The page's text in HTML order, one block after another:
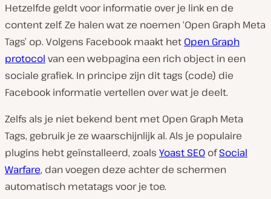
Hetzelfde geldt voor informatie over je link en de
content zelf. Ze halen wat ze noemen ‘Open Graph Meta
Tags’ op. Volgens Facebook maakt het Open Graph
protocol van een webpagina een rich object in een
sociale grafiek. In principe zijn dit tags (code) die
Facebook informatie vertellen over wat je deelt.
Zelfs als je niet bekend bent met Open Graph Meta
Tags, gebruik je ze waarschijnlijk al. Als je populaire
plugins hebt geïnstalleerd, zoals Yoast SEO ofSocial
Warfare, dan voegen deze achter de schermen
automatisch metatags voor je toe.